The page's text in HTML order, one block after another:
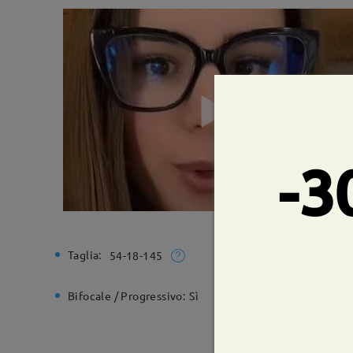
Taglia: 54-18-145
Bifocale / Progressivo: Sì
-